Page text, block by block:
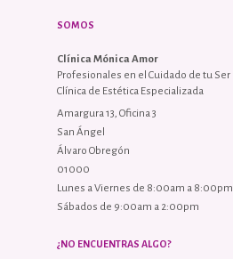
SOMOS
Clínica Mónica Amor
Profesionales en el Cuidado de tu Ser
Clínica de Estética Especializada
Amargura 13, Oficina 3
San Ángel
Álvaro Obregón
01000
Lunes a Viernes de 8:00am a 8:00pm
Sábados de 9:00am a 2:00pm
¿NO ENCUENTRAS ALGO?